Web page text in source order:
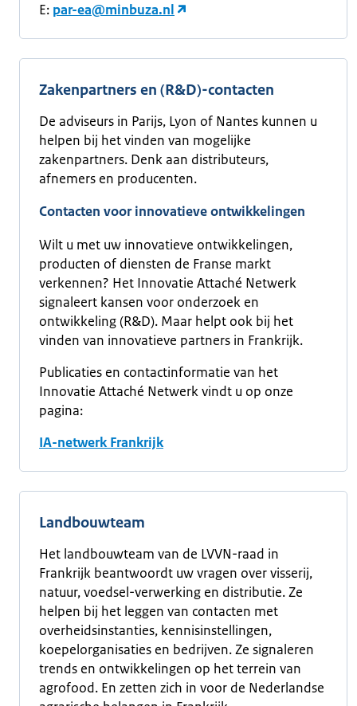
E: par-ea@minbuza.nl
Zakenpartners en (R&D)-contacten
De adviseurs in Parijs, Lyon of Nantes kunnen u
helpen bij het vinden van mogelijke
zakenpartners. Denk aan distributeurs,
afnemers en producenten.
Contacten voor innovatieve ontwikkelingen
Wilt u met uw innovatieve ontwikkelingen,
producten of diensten de Franse markt
verkennen? Het Innovatie Attaché Netwerk
signaleert kansen voor onderzoek en
ontwikkeling (R&D). Maar helpt ook bij het
vinden van innovatieve partners in Frankrijk.
Publicaties en contactinformatie van het
Innovatie Attaché Netwerk vindt u op onze
pagina:
IA-netwerk Frankrijk
Landbouwteam
Het landbouwteam van de LVVN-raad in
Frankrijk beantwoordt uw vragen over visserij,
natuur, voedsel-verwerking en distributie. Ze
helpen bij het leggen van contacten met
overheidsinstanties, kennisinstellingen,
koepelorganisaties en bedrijven. Ze signaleren
trends en ontwikkelingen op het terrein van
agrofood. En zetten zich in voor de Nederlandse